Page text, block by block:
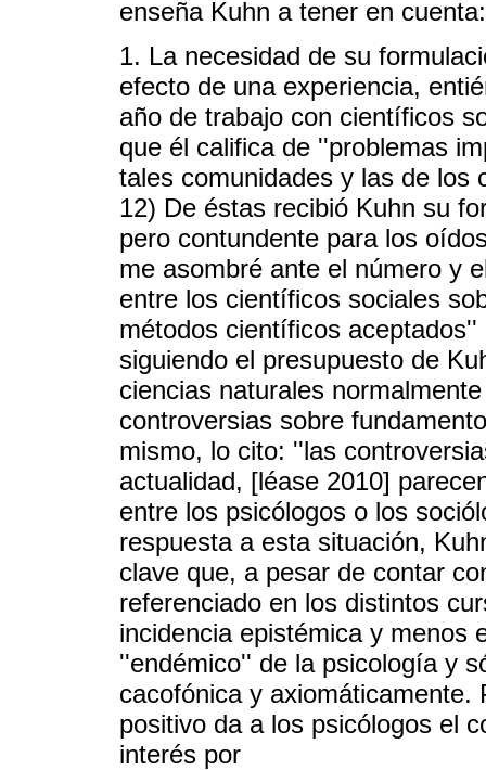
enseña Kuhn a tener en cuenta:
1. La necesidad de su
efecto de una experiencia,
año de trabajo con científicos
que él califica de ''problemas
tales comunidades y las de los
12) De éstas recibió Kuhn su
pero contundente para los
me asombré ante el número y
entre los científicos sociales
métodos científicos
siguiendo el presupuesto de
ciencias naturales
controversias sobre
mismo, lo cito: ''las
actualidad, [léase 2010]
entre los psicólogos o los
respuesta a esta situación,
clave que, a pesar de contar
referenciado en los distintos
incidencia epistémica y menos
''endémico'' de la psicología y
cacofónica y
positivo da a los psicólogos el
interés por